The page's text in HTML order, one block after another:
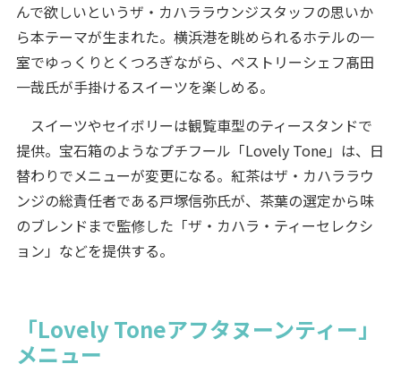
んで欲しいというザ・カハララウンジスタッフの思いか
ら本テーマが生まれた。横浜港を眺められるホテルの一
室でゆっくりとくつろぎながら、ペストリーシェフ髙田
一哉氏が手掛けるスイーツを楽しめる。
スイーツやセイボリーは観覧車型のティースタンドで
提供。宝石箱のようなプチフール「Lovely Tone」は、日
替わりでメニューが変更になる。紅茶はザ・カハララウ
ンジの総責任者である戸塚信弥氏が、茶葉の選定から味
のブレンドまで監修した「ザ・カハラ・ティーセレクシ
ョン」などを提供する。
「Lovely Toneアフタヌーンティー」
メニュー